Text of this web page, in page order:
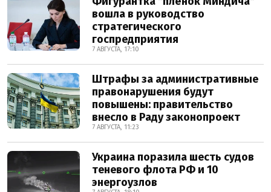
вошла в руководство
стратегического
госпредприятия
7 АВГУСТА, 17:10
Штрафы за административные
правонарушения будут
повышены: правительство
внесло в Раду законопроект
7 АВГУСТА, 11:23
Украина поразила шесть судов
теневого флота РФ и 10
энергоузлов